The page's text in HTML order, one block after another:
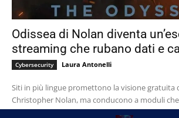
Odissea di Nolan diventa
streaming che rubano dati e
Cybersecurity Laura Antonelli
Siti in più lingue promettono la visione gratuita
Christopher Nolan, ma conducono a moduli
credenziali personali